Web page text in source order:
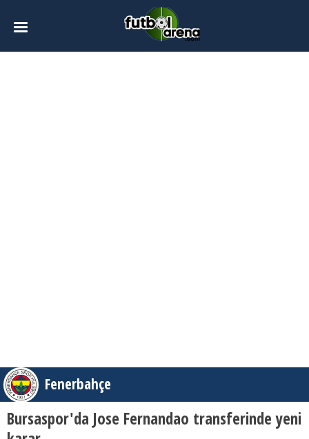
Fenerbahçe
Bursaspor'da Jose Fernandao transferinde yeni